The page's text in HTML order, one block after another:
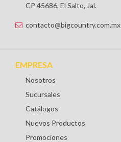
CP 45686, El Salto, Jal.
contacto@bigcountry.com.mx
EMPRESA
Nosotros
Sucursales
Catálogos
Nuevos Productos
Promociones